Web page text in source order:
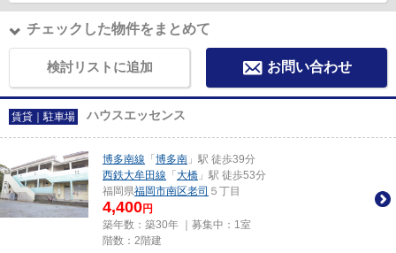
チェックした物件をまとめて
検討リストに追加 お問い合わせ
賃貸｜駐車場 ハウスエッセンス
博多南線 「 博多南 」駅 徒歩39分
西鉄大牟田線 「 大橋 」駅 徒歩53分
福岡県福岡市南区老司 ５丁目
4,400円
築年数：築30年 ｜募集中： 1室
階数：2階建